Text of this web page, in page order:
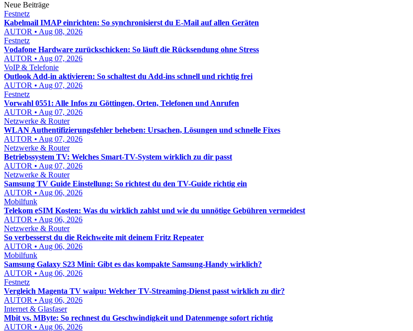
Neue Beiträge
Festnetz
Kabelmail IMAP einrichten: So synchronisierst du E-Mail auf allen Geräten
AUTOR • Aug 08, 2026
Festnetz
Vodafone Hardware zurückschicken: So läuft die Rücksendung ohne Stress
AUTOR • Aug 07, 2026
VoIP & Telefonie
Outlook Add-in aktivieren: So schaltest du Add-ins schnell und richtig frei
AUTOR • Aug 07, 2026
Festnetz
Vorwahl 0551: Alle Infos zu Göttingen, Orten, Telefonen und Anrufen
AUTOR • Aug 07, 2026
Netzwerke & Router
WLAN Authentifizierungsfehler beheben: Ursachen, Lösungen und schnelle Fixes
AUTOR • Aug 07, 2026
Netzwerke & Router
Betriebssystem TV: Welches Smart-TV-System wirklich zu dir passt
AUTOR • Aug 07, 2026
Netzwerke & Router
Samsung TV Guide Einstellung: So richtest du den TV-Guide richtig ein
AUTOR • Aug 06, 2026
Mobilfunk
Telekom eSIM Kosten: Was du wirklich zahlst und wie du unnötige Gebühren vermeidest
AUTOR • Aug 06, 2026
Netzwerke & Router
So verbesserst du die Reichweite mit deinem Fritz Repeater
AUTOR • Aug 06, 2026
Mobilfunk
Samsung Galaxy S23 Mini: Gibt es das kompakte Samsung-Handy wirklich?
AUTOR • Aug 06, 2026
Festnetz
Vergleich Magenta TV waipu: Welcher TV-Streaming-Dienst passt wirklich zu dir?
AUTOR • Aug 06, 2026
Internet & Glasfaser
Mbit vs. MByte: So rechnest du Geschwindigkeit und Datenmenge sofort richtig
AUTOR • Aug 06, 2026